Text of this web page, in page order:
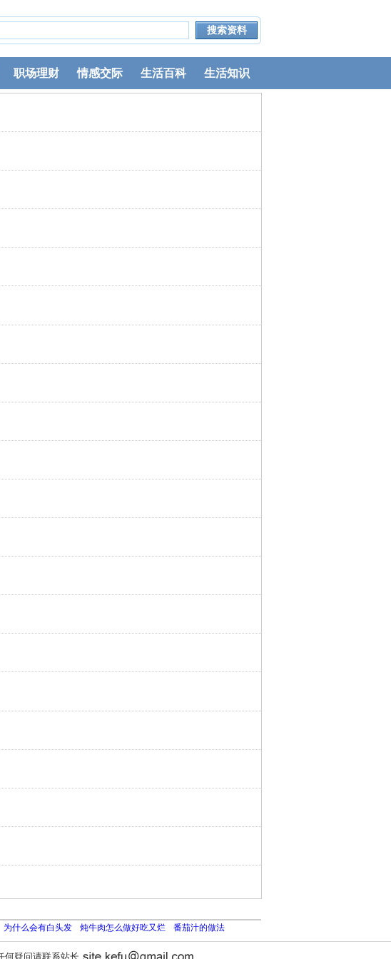
职场理财 情感交际 生活百科 生活知识
为什么会有白头发 炖牛肉怎么做好吃又烂 番茄汁的做法
何疑问请联系站长